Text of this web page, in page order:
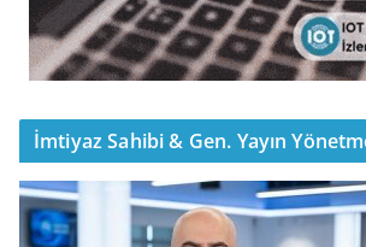
İmtiyaz Sahibi & Gen. Yayın